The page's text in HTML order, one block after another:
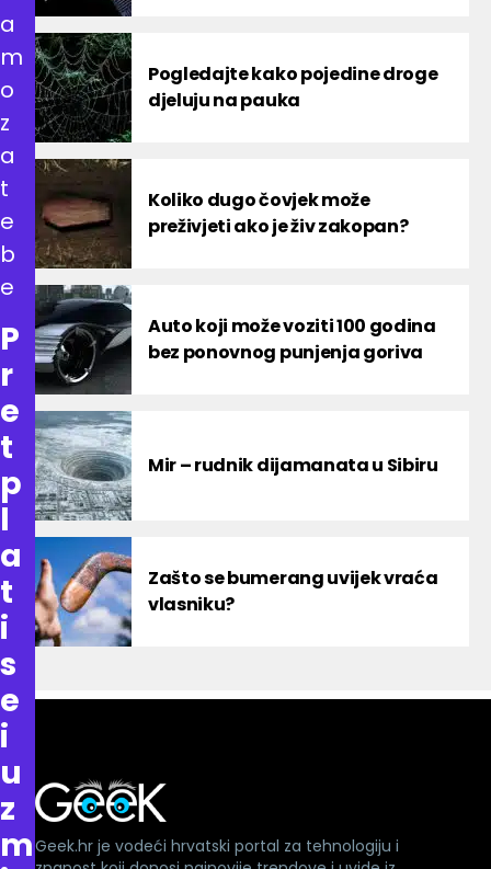
Pogledajte kako pojedine droge
djeluju na pauka
Koliko dugo čovjek može
preživjeti ako je živ zakopan?
Auto koji može voziti 100 godina
bez ponovnog punjenja goriva
Mir – rudnik dijamanata u Sibiru
Zašto se bumerang uvijek vraća
vlasniku?
a
m
o
z
a
t
e
b
e
P
r
e
t
p
l
a
t
i
s
e
i
u
z
mGeek.hr je vodeći hrvatski portal za tehnologiju i